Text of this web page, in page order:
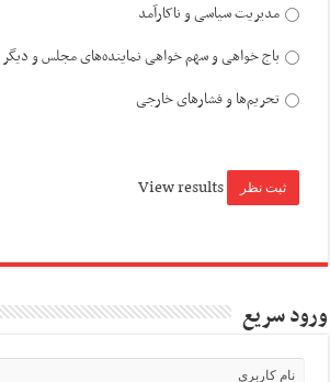
مدیریت سیاسی و ناکارآمد
باج خواهی و سهم خواهی نماینده‌های مجلس و دیگر
تحریم‌ها و فشارهای خارجی
View results
ورود سریع